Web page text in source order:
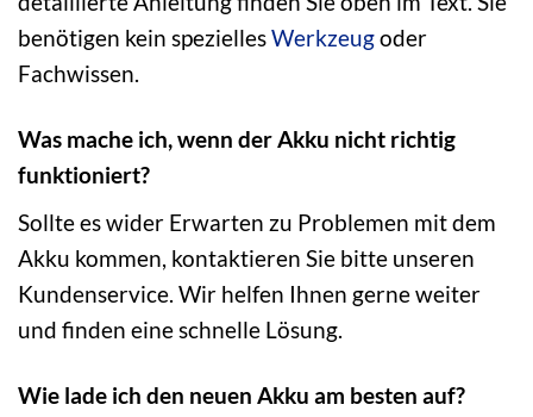
benötigen kein speziellesWerkzeugoder
Fachwissen.
Was mache ich, wenn der Akku nicht richtig
funktioniert?
Sollte es wider Erwarten zu Problemen mit dem
Akku kommen, kontaktieren Sie bitte unseren
Kundenservice. Wir helfen Ihnen gerne weiter
und finden eine schnelle Lösung.
Wie lade ich den neuen Akku am besten auf?